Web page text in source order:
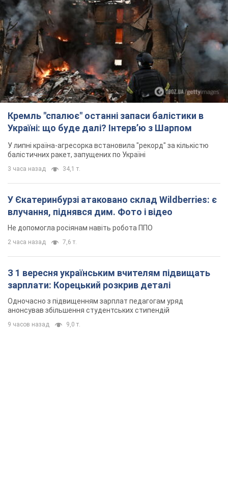
Кремль "спалює" останні запаси балістики в
Україні: що буде далі? Інтерв’ю з Шарпом
У липні країна-агресорка встановила "рекорд" за кількістю
балістичних ракет, запущених по Україні
3 часа назад 34,1 т.
У Єкатеринбурзі атаковано склад Wildberries: є
влучання, піднявся дим. Фото і відео
Не допомогла росіянам навіть робота ППО
2 часа назад 7,6 т.
З 1 вересня українським вчителям підвищать
зарплати: Корецький розкрив деталі
Одночасно з підвищенням зарплат педагогам уряд
анонсував збільшення студентських стипендій
9 часов назад 9,0 т.